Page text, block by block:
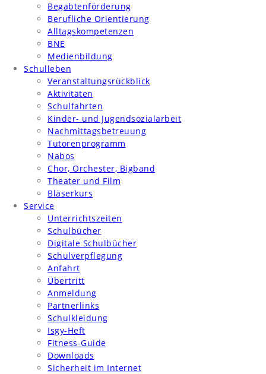
Begabtenförderung
Berufliche Orientierung
Alltagskompetenzen
BNE
Medienbildung
Schulleben
Veranstaltungsrückblick
Aktivitäten
Schulfahrten
Kinder- und Jugendsozialarbeit
Nachmittagsbetreuung
Tutorenprogramm
Nabos
Chor, Orchester, Bigband
Theater und Film
Bläserkurs
Service
Unterrichtszeiten
Schulbücher
Digitale Schulbücher
Schulverpflegung
Anfahrt
Übertritt
Anmeldung
Partnerlinks
Schulkleidung
Isgy-Heft
Fitness-Guide
Downloads
Sicherheit im Internet